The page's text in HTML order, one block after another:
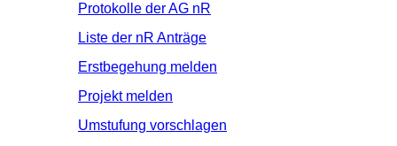
Protokolle der AG nR
Liste der nR Anträge
Erstbegehung melden
Projekt melden
Umstufung vorschlagen